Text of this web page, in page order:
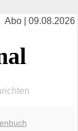
Abo | 09.08.2026